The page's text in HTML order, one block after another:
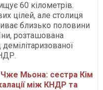
60 кілометрів.
цілей, але столиця
близько половини
розташована
Чже Мьона: сестра Кім
між КНДР та